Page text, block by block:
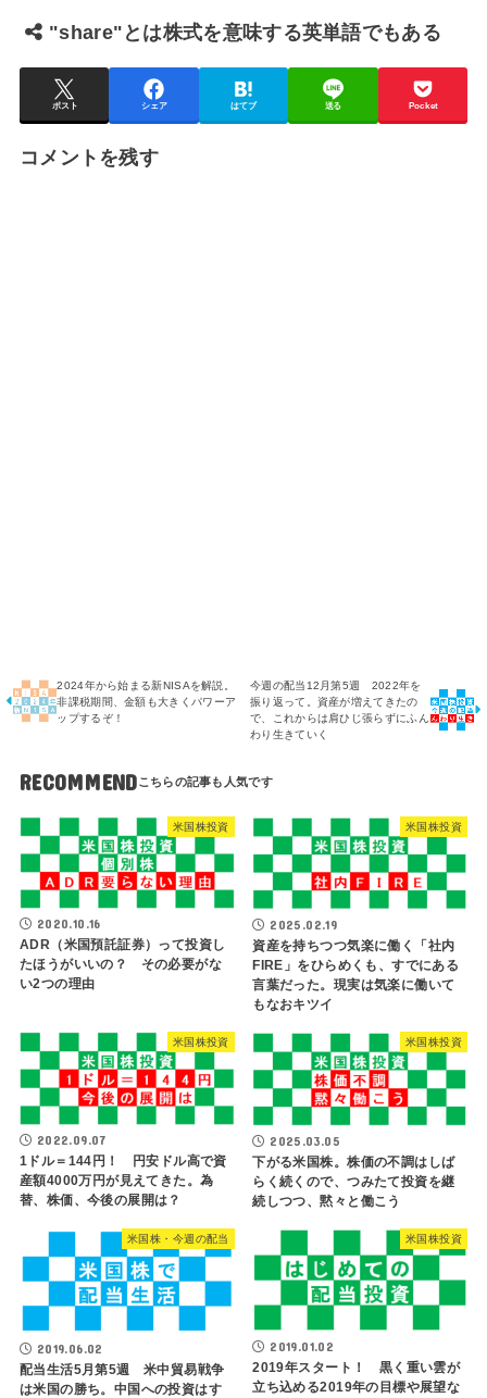
"share"とは株式を意味する英単語でもある
ポスト シェア はてブ 送る Pocket
コメントを残す
2024年から始まる新NISAを解説。
非課税期間、金額も大きくパワーア
ップするぞ！
今週の配当12月第5週 2022年を
振り返って。資産が増えてきたの
で、これからは肩ひじ張らずにふん
わり生きていく
RECOMMEND
米国株投資
2020.10.16
ADR（米国預託証券）って投資し
たほうがいいの？ その必要がな
い2つの理由
米国株投資
2025.02.19
資産を持ちつつ気楽に働く「社内
FIRE」をひらめくも、すでにある
言葉だった。現実は気楽に働いて
もなおキツイ
米国株投資
2022.09.07
1ドル＝144円！ 円安ドル高で資
産額4000万円が見えてきた。為
替、株価、今後の展開は？
米国株投資
2025.03.05
下がる米国株。株価の不調はしば
らく続くので、つみたて投資を継
続しつつ、黙々と働こう
米国株・今週の配当
2019.06.02
配当生活5月第5週 米中貿易戦争
は米国の勝ち。中国への投資はす
米国株投資
2019.01.02
2019年スタート！ 黒く重い雲が
立ち込める2019年の目標や展望な